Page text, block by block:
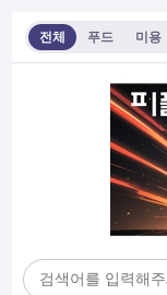
전체 푸드 미용